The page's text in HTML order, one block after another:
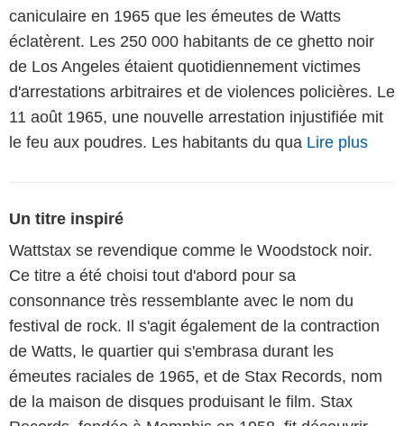
caniculaire en 1965 que les émeutes de Watts
éclatèrent. Les 250 000 habitants de ce ghetto noir
de Los Angeles étaient quotidiennement victimes
d'arrestations arbitraires et de violences policières. Le
11 août 1965, une nouvelle arrestation injustifiée mit
le feu aux poudres. Les habitants du qua Lire plus
Un titre inspiré
Wattstax se revendique comme le Woodstock noir.
Ce titre a été choisi tout d'abord pour sa
consonnance très ressemblante avec le nom du
festival de rock. Il s'agit également de la contraction
de Watts, le quartier qui s'embrasa durant les
émeutes raciales de 1965, et de Stax Records, nom
de la maison de disques produisant le film. Stax